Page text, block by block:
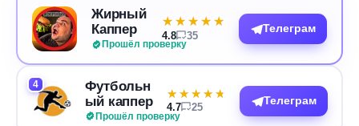
Жирный
Каппер
Прошёл проверку
★★★★★
★★★★★
4.8 35
Телеграм
4
Футбольн
ый каппер
Прошёл проверку
★★★★★
★★★★★
4.7 25
Телеграм